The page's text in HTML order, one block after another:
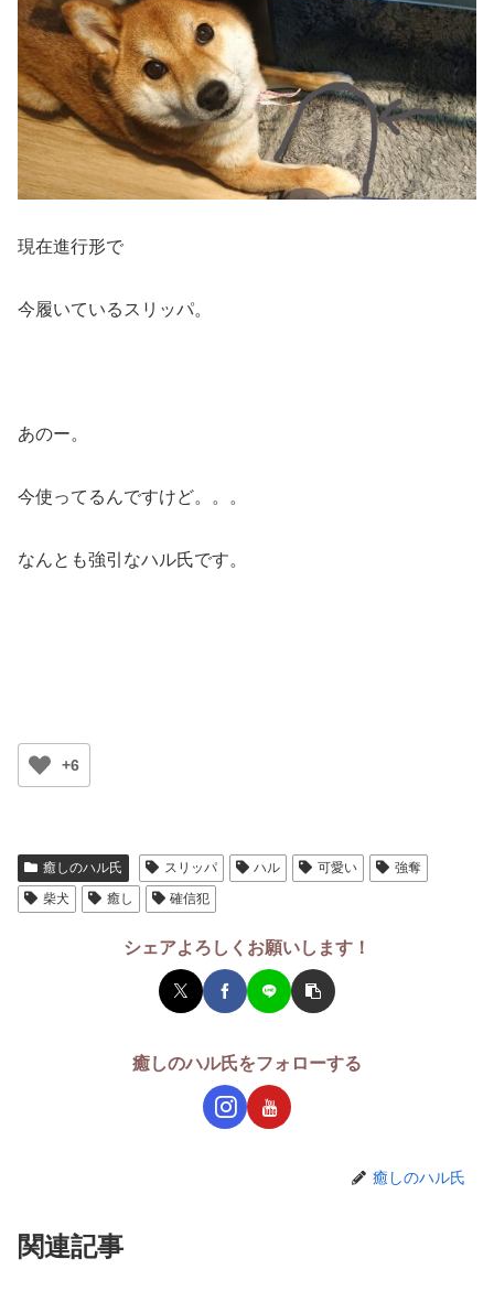
現在進行形で
今履いているスリッパ。
あのー。
今使ってるんですけど。。。
なんとも強引なハル氏です。
+6
癒しのハル氏 スリッパ ハル 可愛い
強奪
柴犬
癒し 確信犯
シェアよろしくお願いします！
癒しのハル氏をフォローする
癒しのハル氏
関連記事